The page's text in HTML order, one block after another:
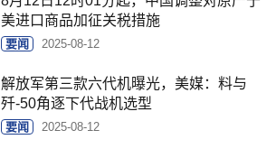
美进口商品加征关税措施
要闻 2025-08-12
解放军第三款六代机曝光，美媒：料与
歼-50角逐下代战机选型
要闻 2025-08-12